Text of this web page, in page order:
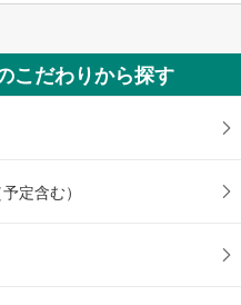
こだわりから探す
定含む）